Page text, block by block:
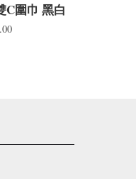
C圍巾 黑白